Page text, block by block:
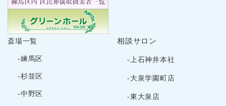
2024年8月
2024年7月
2024年6月
2024年5月
2024年3月
2024年2月
斎場一覧
-練馬区
-杉並区
-中野区
相談サロン
-上石神井本社
-大泉学園町店
-東大泉店